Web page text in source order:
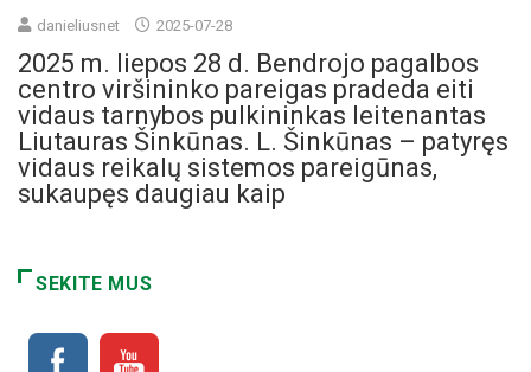
danieliusnet 2025-07-28
2025 m. liepos 28 d. Bendrojo pagalbos
centro viršininko pareigas pradeda eiti
vidaus tarnybos pulkininkas leitenantas
Liutauras Šinkūnas. L. Šinkūnas – patyręs
vidaus reikalų sistemos pareigūnas,
sukaupęs daugiau kaip
SEKITE MUS